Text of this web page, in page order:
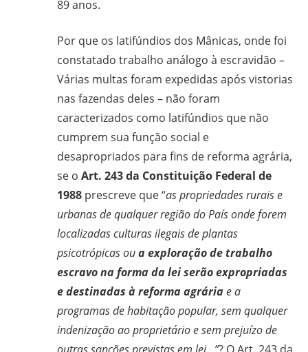
89 anos.
Por que os latifúndios dos Mânicas, onde foi
constatado trabalho análogo à escravidão –
Várias multas foram expedidas após vistorias
nas fazendas deles – não foram
caracterizados como latifúndios que não
cumprem sua função social e
desapropriados para fins de reforma agrária,
se o Art. 243 da Constituição Federal de
1988prescreve que “as propriedades rurais e
urbanas de qualquer região do País onde forem
localizadas culturas ilegais de plantas
psicotrópicas oua exploração de trabalho
escravo na forma da lei serão expropriadas
e destinadas à reforma agráriae a
programas de habitação popular, sem qualquer
indenização ao proprietário e sem prejuízo de